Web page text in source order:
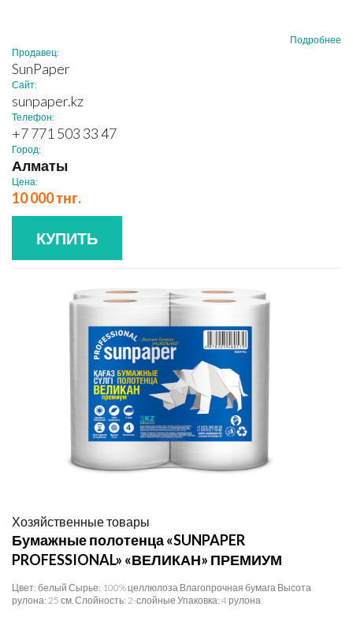
Подробнее
Продавец:
SunPaper
Сайт:
sunpaper.kz
Телефон:
+7 771 503 33 47
Город:
Алматы
Цена:
10 000 тнг.
КУПИТЬ
Хозяйственные товары
Бумажные полотенца «SUNPAPER
PROFESSIONAL» «ВЕЛИКАН» ПРЕМИУМ
Цвет: белый Сырье: 100% целлюлоза Влагопрочная бумага Высота
рулона: 25 см. Слойность: 2-слойные Упаковка: 4 рулона